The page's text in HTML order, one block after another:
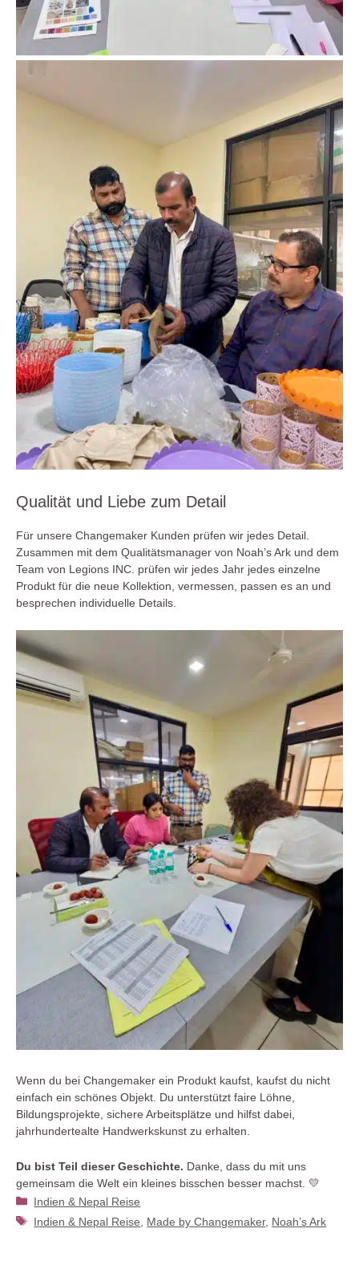
Qualität und Liebe zum Detail
Für unsere Changemaker Kunden prüfen wir jedes Detail.
Zusammen mit dem Qualitätsmanager von Noah’s Ark und dem
Team von Legions INC. prüfen wir jedes Jahr jedes einzelne
Produkt für die neue Kollektion, vermessen, passen es an und
besprechen individuelle Details.
Wenn du bei Changemaker ein Produkt kaufst, kaufst du nicht
einfach ein schönes Objekt. Du unterstützt faire Löhne,
Bildungsprojekte, sichere Arbeitsplätze und hilfst dabei,
jahrhundertealte Handwerkskunst zu erhalten.
Du bist Teil dieser Geschichte. Danke, dass du mit uns
gemeinsam die Welt ein kleines bisschen besser machst. 💛
Kategorien
Indien & Nepal Reise
Schlagwörter
Indien & Nepal Reise Made by Changemaker, Noah’s Ark